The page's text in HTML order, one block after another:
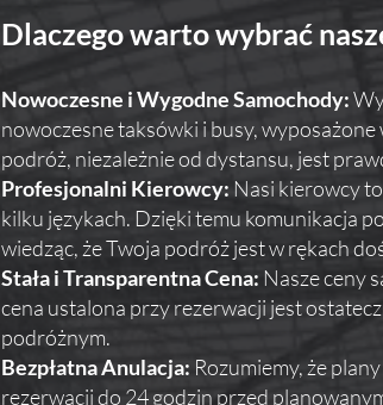
Dlaczego warto wybrać
Nowoczesne i Wygodne Samochody:
nowoczesne taksówki i busy,
podróż, niezależnie od dystansu, jest
Profesjonalni Kierowcy: Nasi kierowcy
kilku językach. Dzięki temu komunikacja
wiedząc, że Twoja podróż jest w rękach
Stała i Transparentna Cena: Nasze ceny
cena ustalona przy rezerwacji jest
podróżnym.
Bezpłatna Anulacja: Rozumiemy, że
rezerwacji do 24 godzin przed